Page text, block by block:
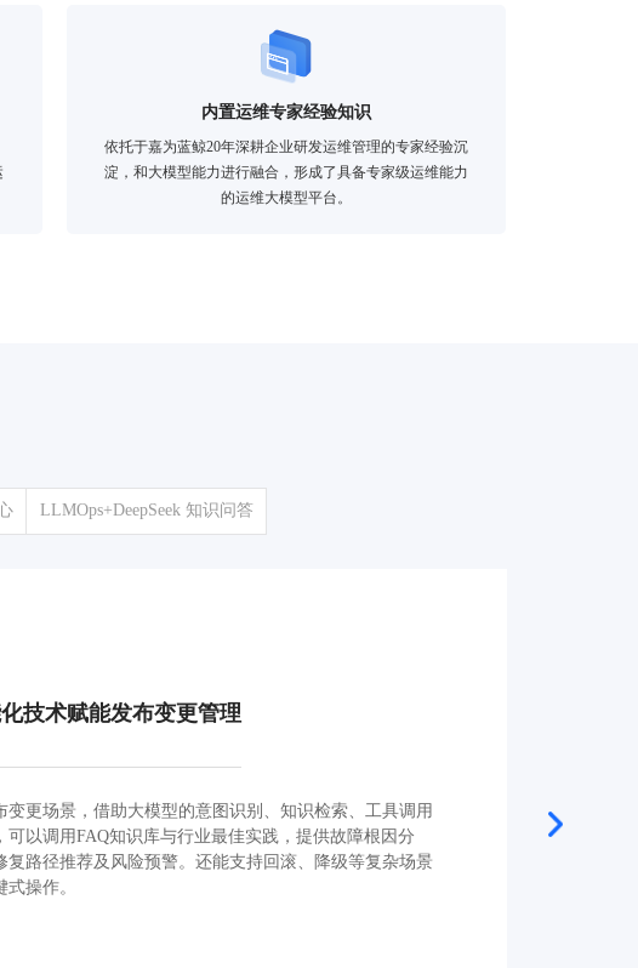
内置运维专家经验知识
依托于嘉为蓝鲸20年深耕企业研发运维管理的专家经验沉
淀，和大模型能力进行融合，形成了具备专家级运维能力
的运维大模型平台。
LLMOps+DeepSeek 知识问答
技术赋能发布变更管理
变更场景，借助大模型的意图识别、知识检索、工具调用
可以调用FAQ知识库与行业最佳实践，提供故障根因分
复路径推荐及风险预警。还能支持回滚、降级等复杂场景
式操作。